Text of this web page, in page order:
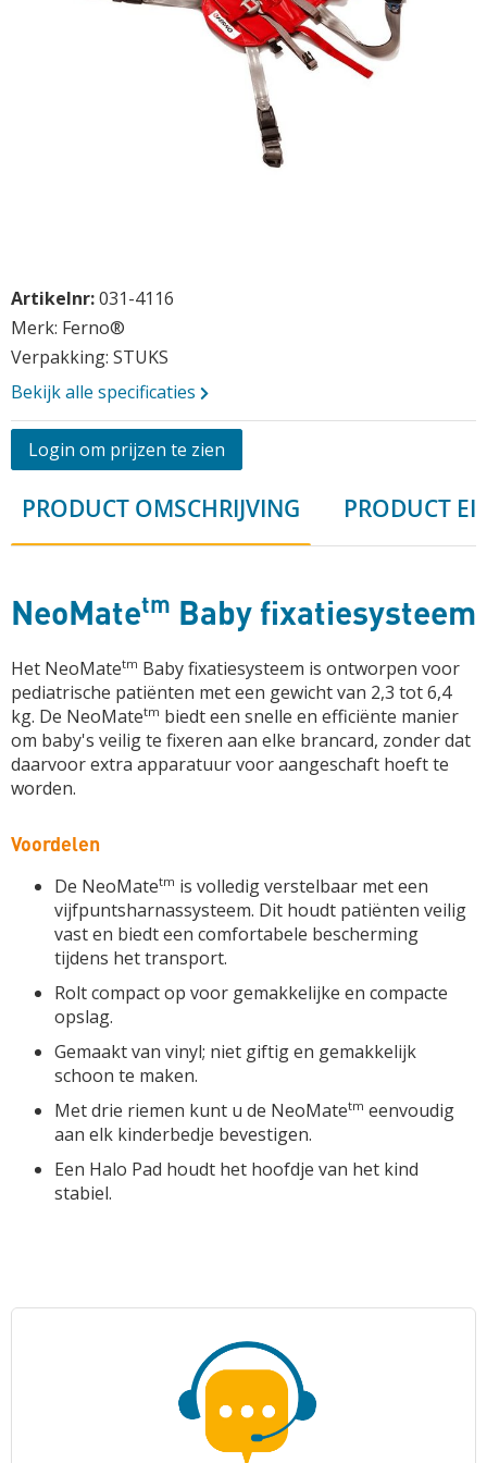
Artikelnr:031-4116
Merk: Ferno®
Verpakking: STUKS
Bekijk alle specificaties
Login om prijzen te zien
naar
het
begin
de
afbeeldingen-
gallerij
PRODUCT OMSCHRIJVING PRODUCT
NeoMatetm Baby fixatiesysteem
Het NeoMatetm Baby fixatiesysteem is ontworpen voor
pediatrische patiënten met een gewicht van 2,3 tot 6,4
kg. De NeoMatetm biedt een snelle en efficiënte manier
om baby's veilig te fixeren aan elke brancard, zonder dat
daarvoor extra apparatuur voor aangeschaft hoeft te
worden.
Voordelen
De NeoMatetm is volledig verstelbaar met een
vijfpuntsharnassysteem. Dit houdt patiënten veilig
vast en biedt een comfortabele bescherming
tijdens het transport.
Rolt compact op voor gemakkelijke en compacte
opslag.
Gemaakt van vinyl; niet giftig en gemakkelijk
schoon te maken.
Met drie riemen kunt u de NeoMatetm eenvoudig
aan elk kinderbedje bevestigen.
Een Halo Pad houdt het hoofdje van het kind
stabiel.